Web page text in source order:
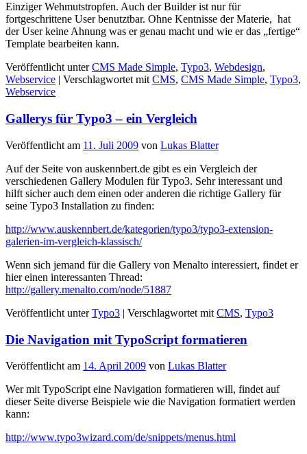
Einziger Wehmutstropfen. Auch der Builder ist nur für
fortgeschrittene User benutztbar. Ohne Kentnisse der Materie, hat
der User keine Ahnung was er genau macht und wie er das „fertige“
Template bearbeiten kann.
Veröffentlicht unter CMS Made Simple, Typo3, Webdesign,
Webservice | Verschlagwortet mit CMS, CMS Made Simple, Typo3,
Webservice
Gallerys für Typo3 – ein Vergleich
Veröffentlicht am 11. Juli 2009 von Lukas Blatter
Auf der Seite von auskennbert.de gibt es ein Vergleich der
verschiedenen Gallery Modulen für Typo3. Sehr interessant und
hilft sicher auch dem einen oder anderen die richtige Gallery für
seine Typo3 Installation zu finden:
http://www.auskennbert.de/kategorien/typo3/typo3-extension-
galerien-im-vergleich-klassisch/
Wenn sich jemand für die Gallery von Menalto interessiert, findet er
hier einen interessanten Thread:
http://gallery.menalto.com/node/51887
Veröffentlicht unter Typo3 | Verschlagwortet mit CMS, Typo3
Die Navigation mit TypoScript formatieren
Veröffentlicht am 14. April 2009 von Lukas Blatter
Wer mit TypoScript eine Navigation formatieren will, findet auf
dieser Seite diverse Beispiele wie die Navigation formatiert werden
kann:
http://www.typo3wizard.com/de/snippets/menus.html